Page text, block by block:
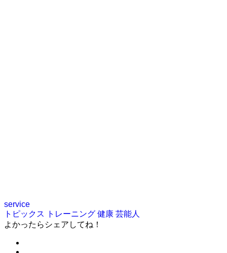
service
トピックス
トレーニング 健康 芸能人
よかったらシェアしてね！